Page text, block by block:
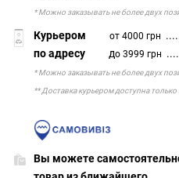
* Можно заказывать не более двух
Курьером от 4000 грн
по адресу до 3999 грн
* Можно заказывать не более двух
** Доставка курьером доступна
Вы можете